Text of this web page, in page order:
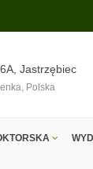
Jastrzębiec
Polska